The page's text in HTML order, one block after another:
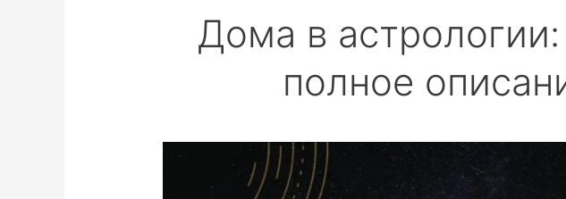
Дома в
полное